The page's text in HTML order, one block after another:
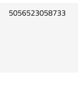
5056523058733